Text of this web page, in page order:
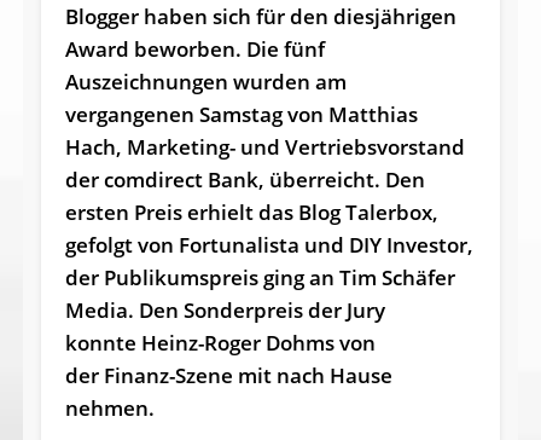
Blogger haben sich für den diesjährigen
Award beworben. Die fünf
Auszeichnungen wurden am
vergangenen Samstag von Matthias
Hach, Marketing- und Vertriebsvorstand
der comdirect Bank, überreicht. Den
ersten Preis erhielt das Blog Talerbox,
gefolgt von Fortunalista und DIY Investor,
der Publikumspreis ging an Tim Schäfer
Media. Den Sonderpreis der Jury
konnte Heinz-Roger Dohms von
der Finanz-Szene mit nach Hause
nehmen.